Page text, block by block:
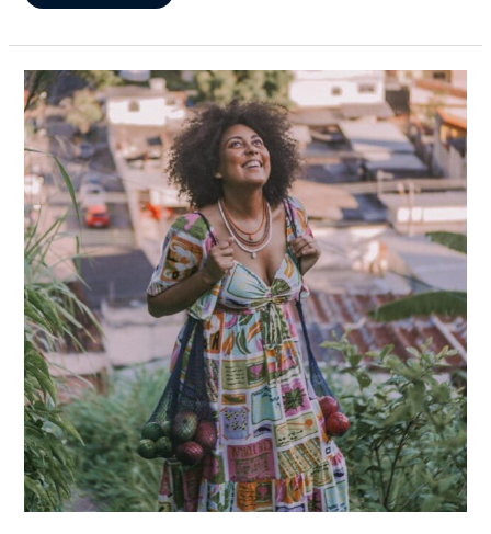
Conta
Uma
História:
Marulho
E
Biquínis
Unidos
Pelo
Oceano